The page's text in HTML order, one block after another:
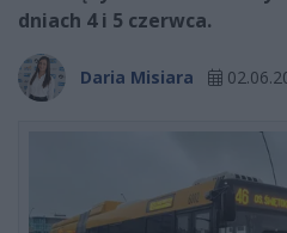
dniach 4 i 5 czerwca.
Daria Misiara